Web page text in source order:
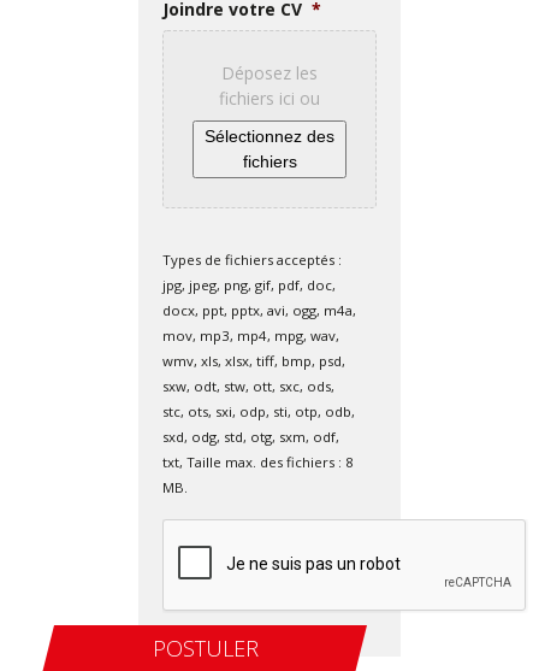
Joindre votre CV *
Déposez les
fichiers ici ou
Sélectionnez des
fichiers
Types de fichiers acceptés :
jpg, jpeg, png, gif, pdf, doc,
docx, ppt, pptx, avi, ogg, m4a,
mov, mp3, mp4, mpg, wav,
wmv, xls, xlsx, tiff, bmp, psd,
sxw, odt, stw, ott, sxc, ods,
stc, ots, sxi, odp, sti, otp, odb,
sxd, odg, std, otg, sxm, odf,
txt, Taille max. des fichiers : 8
MB.